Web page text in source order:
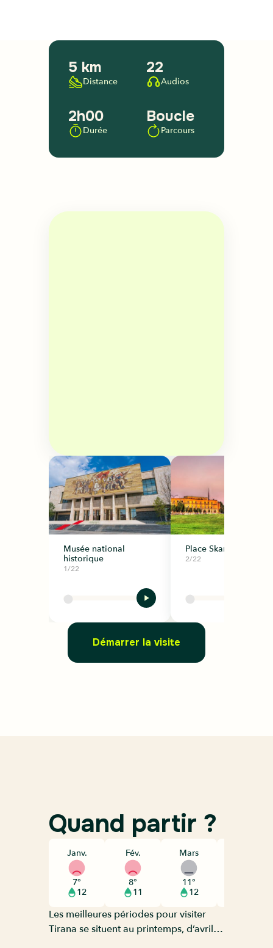
5 km
Distance
22
Audios
2h00
Durée
Boucle
Parcours
Musée national
historique
1/22
Place Skanderbeg
2/22
Démarrer la visite
Quand partir ?
Janv.
7°
12
Fév.
8°
11
Mars
11°
12
Les meilleures périodes pour visiter
Tirana se situent au printemps, d’avril à